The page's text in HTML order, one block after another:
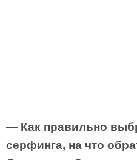
— Как правильно
серфинга, на что